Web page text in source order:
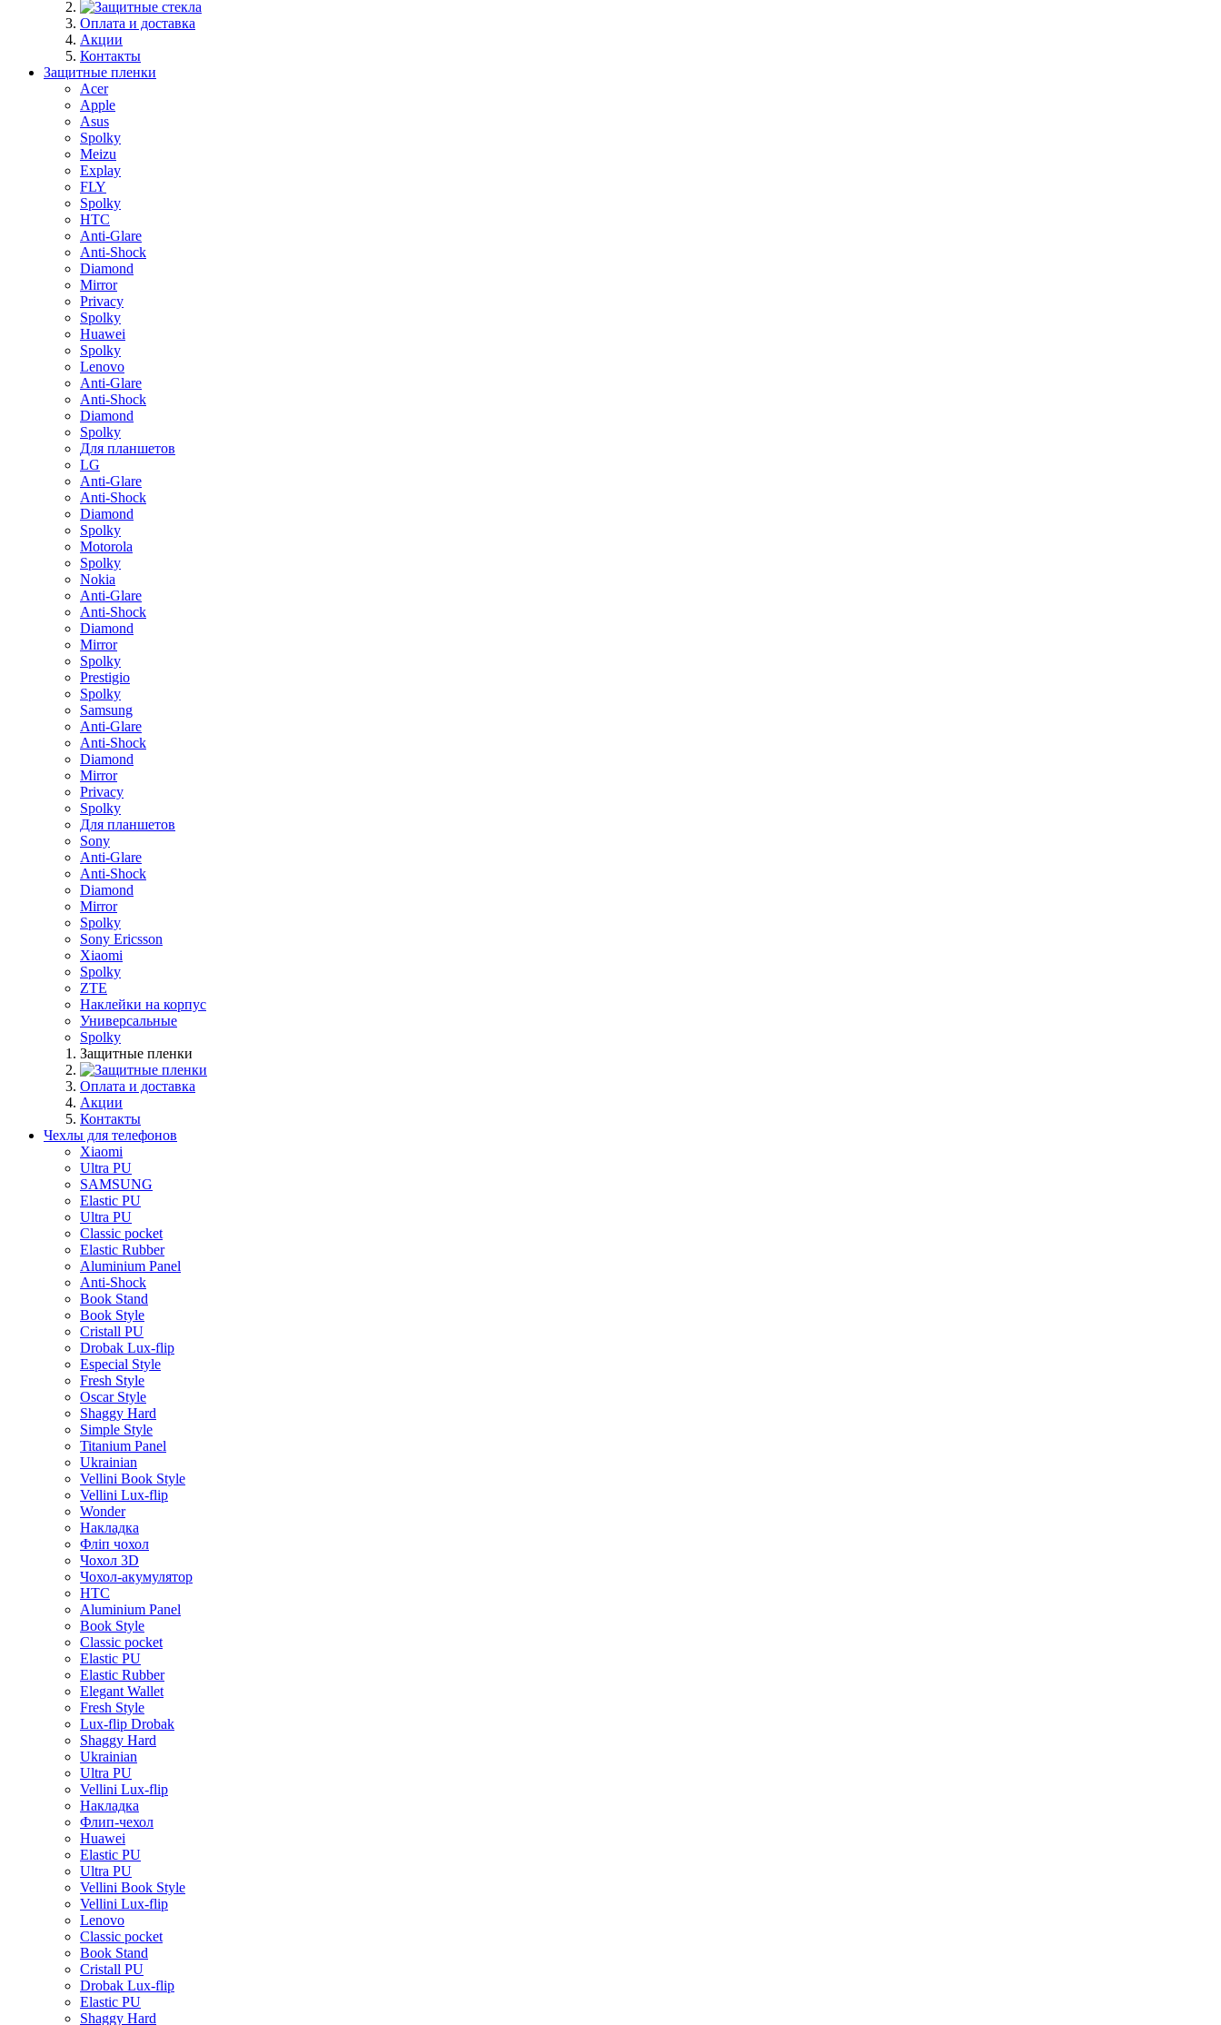
Оплата и доставка
Акции
Контакты
Защитные пленки
Acer
Apple
Asus
Spolky
Meizu
Explay
FLY
Spolky
HTC
Anti-Glare
Anti-Shock
Diamond
Mirror
Privacy
Spolky
Huawei
Spolky
Lenovo
Anti-Glare
Anti-Shock
Diamond
Spolky
Для планшетов
LG
Anti-Glare
Anti-Shock
Diamond
Spolky
Motorola
Spolky
Nokia
Anti-Glare
Anti-Shock
Diamond
Mirror
Spolky
Prestigio
Spolky
Samsung
Anti-Glare
Anti-Shock
Diamond
Mirror
Privacy
Spolky
Для планшетов
Sony
Anti-Glare
Anti-Shock
Diamond
Mirror
Spolky
Sony Ericsson
Xiaomi
Spolky
ZTE
Наклейки на корпус
Универсальные
Spolky
Защитные пленки
Оплата и доставка
Акции
Контакты
Чехлы для телефонов
Xiaomi
Ultra PU
SAMSUNG
Elastic PU
Ultra PU
Classic pocket
Elastic Rubber
Aluminium Panel
Anti-Shock
Book Stand
Book Style
Cristall PU
Drobak Lux-flip
Especial Style
Fresh Style
Oscar Style
Shaggy Hard
Simple Style
Titanium Panel
Ukrainian
Vellini Book Style
Vellini Lux-flip
Wonder
Накладка
Фліп чохол
Чохол 3D
Чохол-акумулятор
HTC
Aluminium Panel
Book Style
Classic pocket
Elastic PU
Elastic Rubber
Elegant Wallet
Fresh Style
Lux-flip Drobak
Shaggy Hard
Ukrainian
Ultra PU
Vellini Lux-flip
Накладка
Флип-чехол
Huawei
Elastic PU
Ultra PU
Vellini Book Style
Vellini Lux-flip
Lenovo
Classic pocket
Book Stand
Cristall PU
Drobak Lux-flip
Elastic PU
Shaggy Hard